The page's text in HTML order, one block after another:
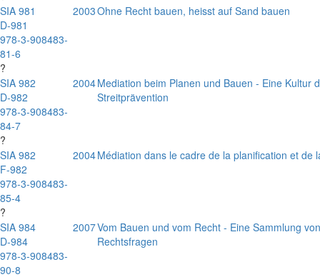
SIA 981
D-981
978-3-908483-
81-6
?
2003Ohne Recht bauen, heisst auf Sand bauen
SIA 982
D-982
978-3-908483-
84-7
?
2004Mediation beim Planen und Bauen - Eine Kultur
Streitprävention
SIA 982
F-982
978-3-908483-
85-4
?
2004Médiation dans le cadre de la planification et de
SIA 984
D-984
978-3-908483-
90-8
2007Vom Bauen und vom Recht - Eine Sammlung
Rechtsfragen